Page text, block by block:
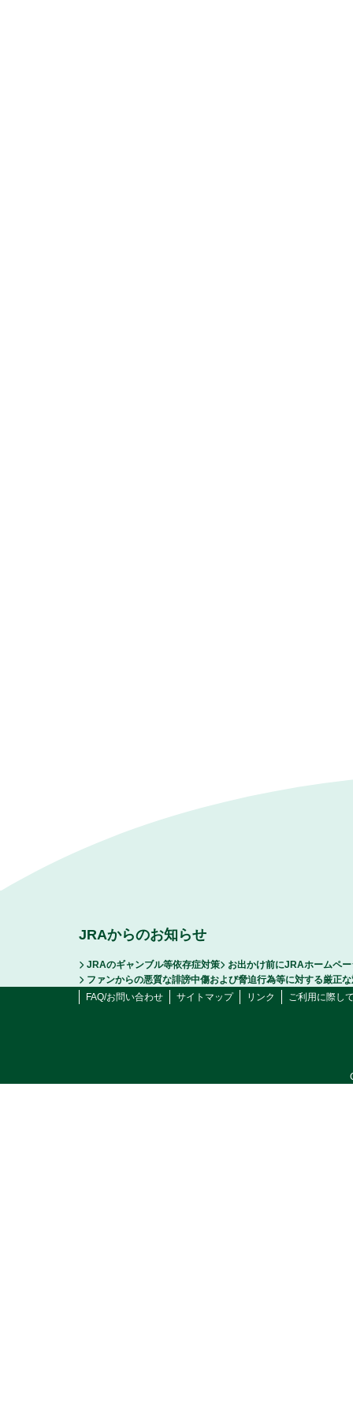
JRAからのお知らせ
JRAのギャンブル等依存症対策
お出かけ前にJRAホームペ
ファンからの悪質な誹謗中傷および脅迫行為等に対する厳正
FAQ/お問い合わせ
サイトマップ リンク ご利用に際し